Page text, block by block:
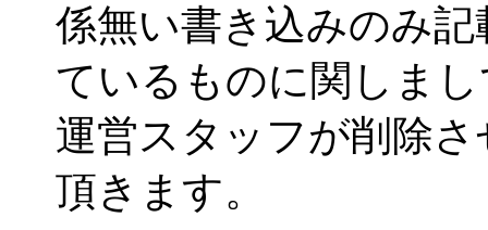
係無い書き込みのみ記
ているものに関しま
運営スタッフが削除さ
頂きます。